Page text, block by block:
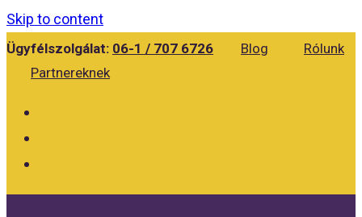
Skip to content
Ügyfélszolgálat: 06-1 / 707 6726 Blog
Rólunk
Partnereknek